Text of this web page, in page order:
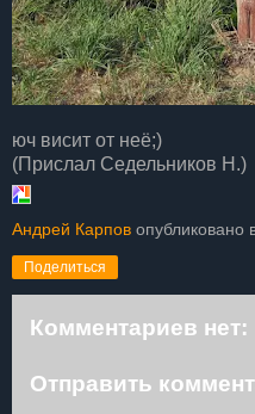
юч висит от неё;)
(Прислал Седельников Н.)
Андрей Карпов опубликовано
Поделиться
Комментариев нет:
Отправить